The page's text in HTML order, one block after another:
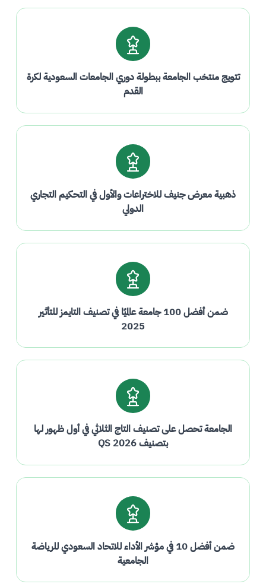
تتويج منتخب الجامعة ببطولة دوري الجامعات السعودية لكرة
القدم
ذهبية معرض جنيف للاختراعات والأول في التحكيم التجاري
الدولي
ضمن أفضل 100 جامعة عالميًا في تصنيف التايمز للتأثير
2025
الجامعة تحصل على تصنيف التاج الثلاثي في أول ظهور لها
بتصنيف QS 2026
ضمن أفضل 10 في مؤشر الأداء للاتحاد السعودي للرياضة
الجامعية